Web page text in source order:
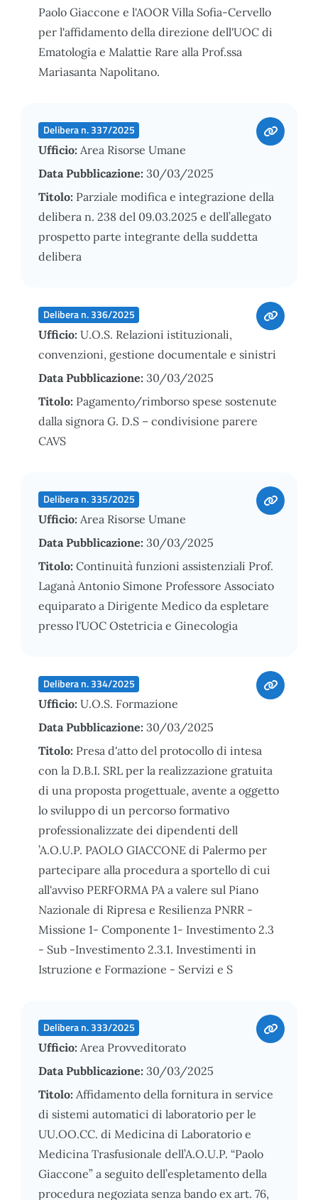
Paolo Giaccone e l'AOOR Villa Sofia-Cervello
per l'affidamento della direzione dell'UOC di
Ematologia e Malattie Rare alla Prof.ssa
Mariasanta Napolitano.
Delibera n. 337/2025
Ufficio: Area Risorse Umane
Data Pubblicazione: 30/03/2025
Titolo: Parziale modifica e integrazione della
delibera n. 238 del 09.03.2025 e dell’allegato
prospetto parte integrante della suddetta
delibera
Delibera n. 336/2025
Ufficio: U.O.S. Relazioni istituzionali,
convenzioni, gestione documentale e sinistri
Data Pubblicazione: 30/03/2025
Titolo: Pagamento/rimborso spese sostenute
dalla signora G. D.S – condivisione parere
CAVS
Delibera n. 335/2025
Ufficio: Area Risorse Umane
Data Pubblicazione: 30/03/2025
Titolo: Continuità funzioni assistenziali Prof.
Laganà Antonio Simone Professore Associato
equiparato a Dirigente Medico da espletare
presso l'UOC Ostetricia e Ginecologia
Delibera n. 334/2025
Ufficio: U.O.S. Formazione
Data Pubblicazione: 30/03/2025
Titolo: Presa d'atto del protocollo di intesa
con la D.B.I. SRL per la realizzazione gratuita
di una proposta progettuale, avente a oggetto
lo sviluppo di un percorso formativo
professionalizzate dei dipendenti dell
’A.O.U.P. PAOLO GIACCONE di Palermo per
partecipare alla procedura a sportello di cui
all'avviso PERFORMA PA a valere sul Piano
Nazionale di Ripresa e Resilienza PNRR -
Missione 1- Componente 1- Investimento 2.3
- Sub -Investimento 2.3.1. Investimenti in
Istruzione e Formazione - Servizi e S
Delibera n. 333/2025
Ufficio: Area Provveditorato
Data Pubblicazione: 30/03/2025
Titolo: Affidamento della fornitura in service
di sistemi automatici di laboratorio per le
UU.OO.CC. di Medicina di Laboratorio e
Medicina Trasfusionale dell’A.O.U.P. “Paolo
Giaccone” a seguito dell’espletamento della
procedura negoziata senza bando ex art. 76,